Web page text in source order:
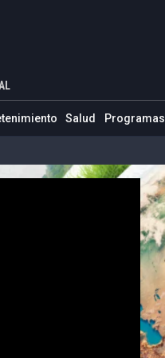
Salud Programas
de las FARC
Nicolás Maduro
en meteorología